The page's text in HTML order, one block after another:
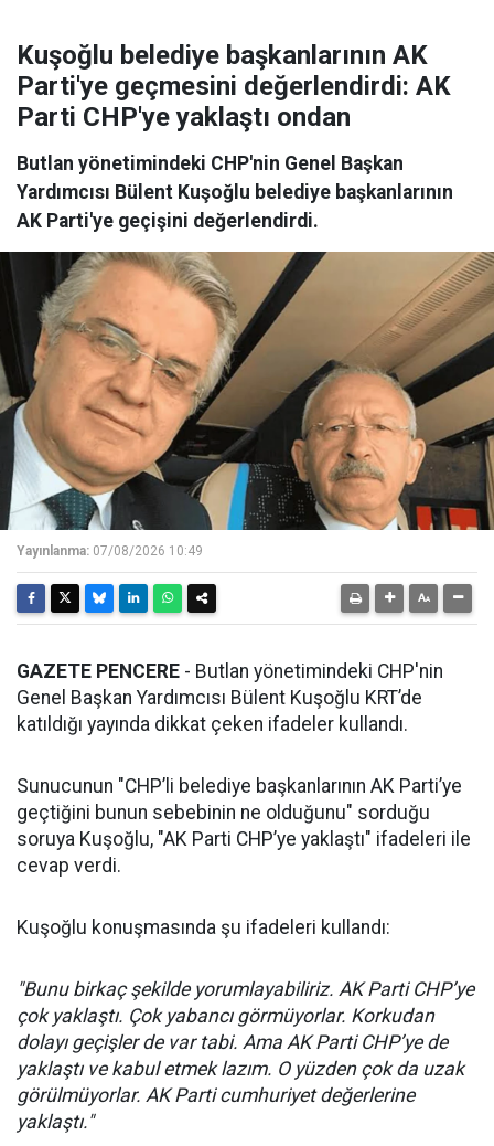
Kuşoğlu belediye başkanlarının AK
Parti'ye geçmesini değerlendirdi: AK
Parti CHP'ye yaklaştı ondan
Butlan yönetimindeki CHP'nin Genel Başkan
Yardımcısı Bülent Kuşoğlu belediye başkanlarının
AK Parti'ye geçişini değerlendirdi.
Yayınlanma: 07/08/2026 10:49
GAZETE PENCERE - Butlan yönetimindeki CHP'nin
Genel Başkan Yardımcısı Bülent Kuşoğlu KRT’de
katıldığı yayında dikkat çeken ifadeler kullandı.
Sunucunun "CHP’li belediye başkanlarının AK Parti’ye
geçtiğini bunun sebebinin ne olduğunu" sorduğu
soruya Kuşoğlu, "AK Parti CHP’ye yaklaştı" ifadeleri ile
cevap verdi.
Kuşoğlu konuşmasında şu ifadeleri kullandı:
"Bunu birkaç şekilde yorumlayabiliriz. AK Parti CHP’ye
çok yaklaştı. Çok yabancı görmüyorlar. Korkudan
dolayı geçişler de var tabi. Ama AK Parti CHP’ye de
yaklaştı ve kabul etmek lazım. O yüzden çok da uzak
görülmüyorlar. AK Parti cumhuriyet değerlerine
yaklaştı."